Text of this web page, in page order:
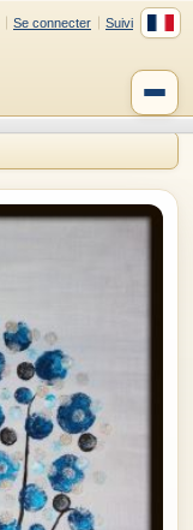
Se connecter Suivi